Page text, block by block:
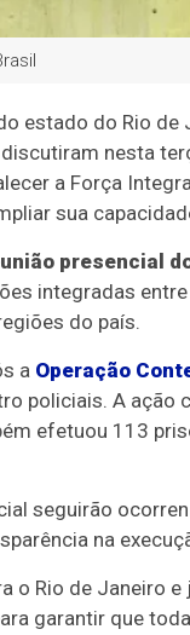
estado do Rio
nesta
a Força
sua
presencial
integradas
do país.
a Operação
policiais. A ação
efetuou 113
seguirão
na
o Rio de Janeiro
garantir que